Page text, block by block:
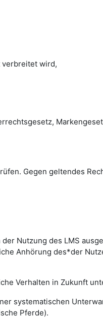
verbreitet wird,
Gegen geltendes
Nutzung des LMS
Anhörung des*der
Verhalten in Zukunft
systematischen
Pferde).